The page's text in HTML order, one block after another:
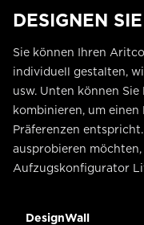
DESIGNEN
Sie können Ihren
individuell gestalten,
usw. Unten können
kombinieren, um
Präferenzen
ausprobieren
Aufzugskonfigurator
DesignWall